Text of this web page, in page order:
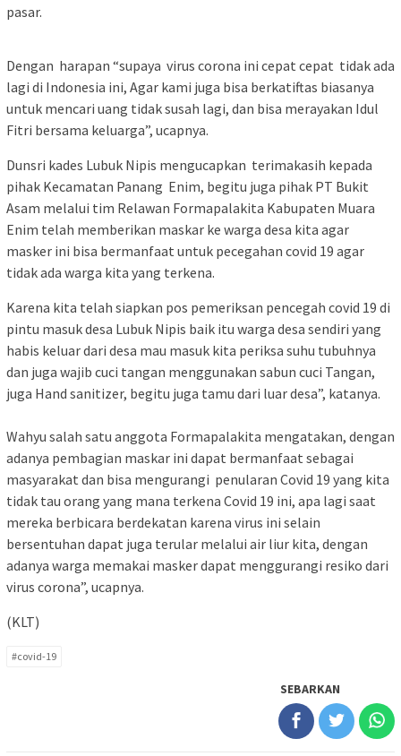
pasar.
Dengan harapan “supaya virus corona ini cepat cepat tidak ada
lagi di Indonesia ini, Agar kami juga bisa berkatiftas biasanya
untuk mencari uang tidak susah lagi, dan bisa merayakan Idul
Fitri bersama keluarga”, ucapnya.
Dunsri kades Lubuk Nipis mengucapkan terimakasih kepada
pihak Kecamatan Panang Enim, begitu juga pihak PT Bukit
Asam melalui tim Relawan Formapalakita Kabupaten Muara
Enim telah memberikan maskar ke warga desa kita agar
masker ini bisa bermanfaat untuk pecegahan covid 19 agar
tidak ada warga kita yang terkena.
Karena kita telah siapkan pos pemeriksan pencegah covid 19 di
pintu masuk desa Lubuk Nipis baik itu warga desa sendiri yang
habis keluar dari desa mau masuk kita periksa suhu tubuhnya
dan juga wajib cuci tangan menggunakan sabun cuci Tangan,
juga Hand sanitizer, begitu juga tamu dari luar desa”, katanya.
Wahyu salah satu anggota Formapalakita mengatakan, dengan
adanya pembagian maskar ini dapat bermanfaat sebagai
masyarakat dan bisa mengurangi penularan Covid 19 yang kita
tidak tau orang yang mana terkena Covid 19 ini, apa lagi saat
mereka berbicara berdekatan karena virus ini selain
bersentuhan dapat juga terular melalui air liur kita, dengan
adanya warga memakai masker dapat menggurangi resiko dari
virus corona”, ucapnya.
(KLT)
#covid-19
SEBARKAN